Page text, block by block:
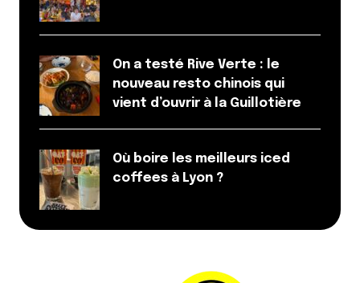
On a testé Rive Verte : le
nouveau resto chinois qui
vient d’ouvrir à la Guillotière
Où boire les meilleurs iced
coffees à Lyon ?